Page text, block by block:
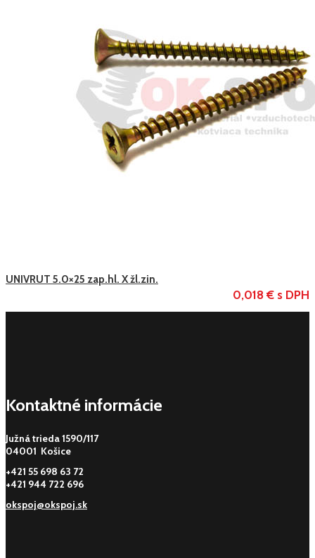
UNIVRUT 5.0×25 zap.hl. X žl.zin.
0,018 € s DPH
Kontaktné informácie
Južná trieda 1590/117
04001 Košice
+421 55 698 63 72
+421 944 722 696
okspoj@okspoj.sk